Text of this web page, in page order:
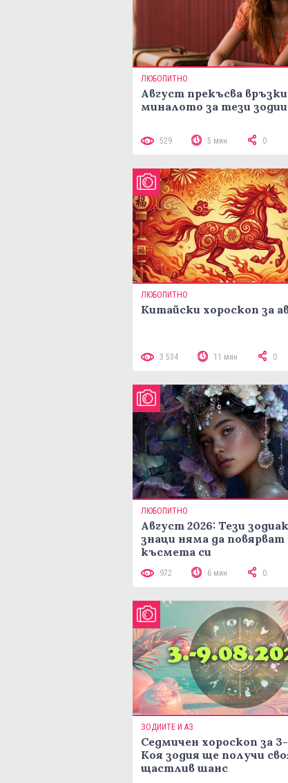
ЛЮБОПИТНО
Август прекъсва
миналото за тези зодии
529 5 мин 0
ЛЮБОПИТНО
Китайски хороскоп за
3 534 11 мин 0
ЛЮБОПИТНО
Август 2026: Тези
знаци няма да повярват
късмета си
972 6 мин 0
ЗОДИИТЕ И АЗ
Седмичен хороскоп за
Коя зодия ще получи
щастлив шанс